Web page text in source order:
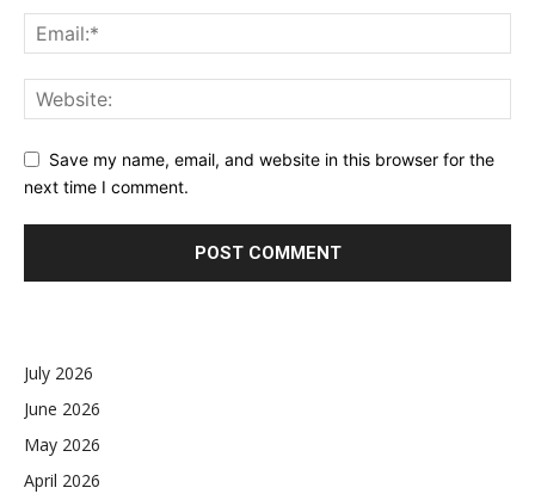
Save my name, email, and website in this browser for the
next time I comment.
July 2026
June 2026
May 2026
April 2026